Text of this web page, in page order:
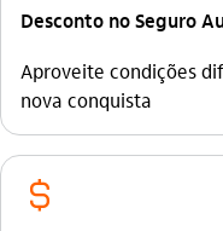
Desconto no Seguro
Aproveite condições
nova conquista
cifrao